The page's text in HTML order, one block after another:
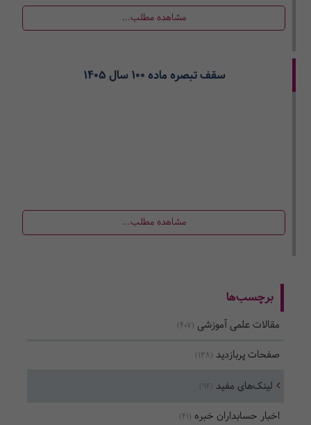
مشاهده مطلب...
سقف تبصره ماده 100 سال 1405
مشاهده مطلب...
برچسب‌ها
مقالات علمی آموزشی (407)
صفحات پربازدید (138)
لینک‌های مفید (94)
اخبار حسابداران خبره (41)